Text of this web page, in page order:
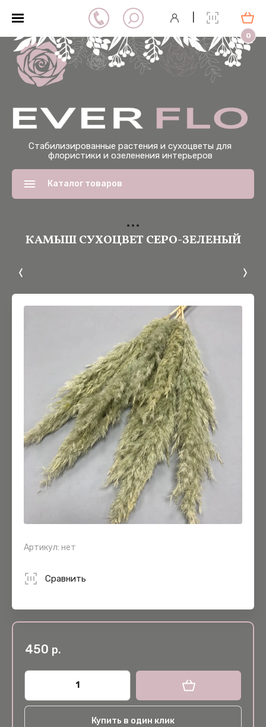
0
Стабилизированные растения и сухоцветы для
флористики и озеленения интерьеров
Каталог товаров
КАМЫШ СУХОЦВЕТ СЕРО-ЗЕЛЕНЫЙ
Артикул: нет
Сравнить
450 р.
Купить в один клик